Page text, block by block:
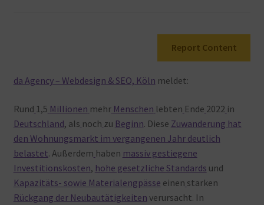
Report Content
da Agency – Webdesign & SEO, Köln meldet:
Rund 1,5 Millionen mehr Menschen lebten Ende 2022 in
Deutschland, als noch zu Beginn. Diese Zuwanderung hat
den Wohnungsmarkt im vergangenen Jahr deutlich
belastet. Außerdem haben massiv gestiegene
Investitionskosten, hohe gesetzliche Standards und
Kapazitäts- sowie Materialengpässe einen starken
Rückgang der Neubautätigkeiten verursacht. In